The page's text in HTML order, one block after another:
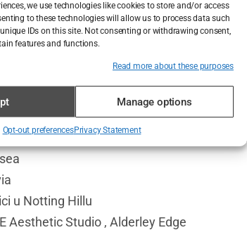
we use technologies like cookies to store and/or access
to these technologies will allow us to process data such
IDs on this site. Not consenting or withdrawing consent,
features and functions.
Read more about these purposes
Manage options
Opt-out preferencesPrivacy Statement
neće postići najbolje rezultate.” Dakle,
lokaciji u Surreyju, preporučujemo posjet
lica ili se nudi kao samostalni tretman:
pojedinačni sastanci od 20 minuta
John Bell & Croyden, Marylebone i
u Notting Hillu
Aesthetic Studio , Alderley Edge